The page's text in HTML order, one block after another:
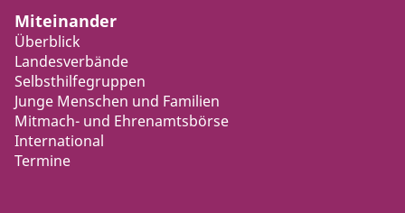
Miteinander
Überblick
Landesverbände
Selbsthilfegruppen
Junge Menschen und Familien
Mitmach- und Ehrenamtsbörse
International
Termine